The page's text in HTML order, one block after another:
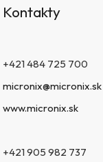
Kontakty
+421 484 725 700
micronix@micronix.sk
www.micronix.sk
+421 905 982 737